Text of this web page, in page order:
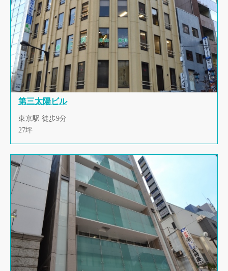
第三太陽ビル
東京駅 徒歩9分
27坪